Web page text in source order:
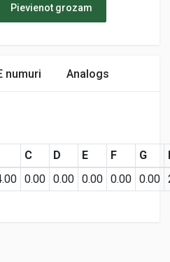
Pievienot grozam
numuri Analogs
C D E F G
0.00 0.00 0.00 0.00 0.00